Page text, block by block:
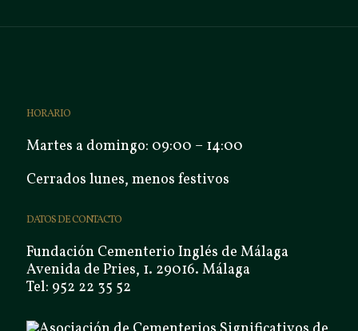
HORARIO
Martes a domingo: 09:00 – 14:00
Cerrados lunes, menos festivos
DATOS DE CONTACTO
Fundación Cementerio Inglés de Málaga
Avenida de Pries, 1. 29016. Málaga
Tel: 952 22 35 52